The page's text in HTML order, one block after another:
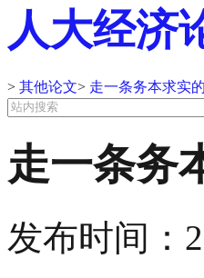
人大经济
> 其他论文> 走一条务本求实
走一条务
发布时间：